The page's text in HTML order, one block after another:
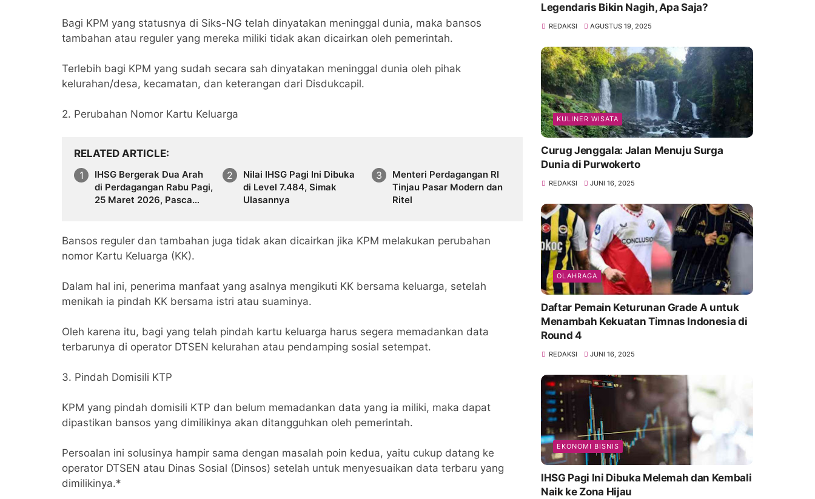
Bagi KPM yang statusnya di Siks-NG telah dinyatakan meninggal dunia, maka bansos
tambahan atau reguler yang mereka miliki tidak akan dicairkan oleh pemerintah.
Terlebih bagi KPM yang sudah secara sah dinyatakan meninggal dunia oleh pihak
kelurahan/desa, kecamatan, dan keterangan dari Disdukcapil.
2. Perubahan Nomor Kartu Keluarga
RELATED ARTICLE
IHSG Bergerak Dua Arah
di Perdagangan Rabu Pagi,
25 Maret 2026, Pasca
Nilai IHSG Pagi Ini Dibuka
di Level 7.484, Simak
Ulasannya
Menteri Perdagangan RI
Tinjau Pasar Modern dan
Ritel
Bansos reguler dan tambahan juga tidak akan dicairkan jika KPM melakukan perubahan
nomor Kartu Keluarga (KK).
Dalam hal ini, penerima manfaat yang asalnya mengikuti KK bersama keluarga, setelah
menikah ia pindah KK bersama istri atau suaminya.
Oleh karena itu, bagi yang telah pindah kartu keluarga harus segera memadankan data
terbarunya di operator DTSEN kelurahan atau pendamping sosial setempat.
3. Pindah Domisili KTP
KPM yang pindah domisili KTP dan belum memadankan data yang ia miliki, maka dapat
dipastikan bansos yang dimilikinya akan ditangguhkan oleh pemerintah.
Persoalan ini solusinya hampir sama dengan masalah poin kedua, yaitu cukup datang ke
operator DTSEN atau Dinas Sosial (Dinsos) setelah untuk menyesuaikan data terbaru yang
dimilikinya.*
Legendaris Bikin Nagih, Apa Saja?
REDAKSI AGUSTUS 19, 2025
KULINER WISATA
Curug Jenggala: Jalan Menuju Surga
Dunia di Purwokerto
REDAKSI JUNI 16, 2025
OLAHRAGA
Daftar Pemain Keturunan Grade A untuk
Menambah Kekuatan Timnas Indonesia di
Round 4
REDAKSI JUNI 16, 2025
EKONOMI BISNIS
IHSG Pagi Ini Dibuka Melemah dan Kembali
Naik ke Zona Hijau